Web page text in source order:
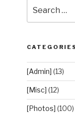
for:
[Admin] (13)
[Misc] (12)
[Photos] (100)